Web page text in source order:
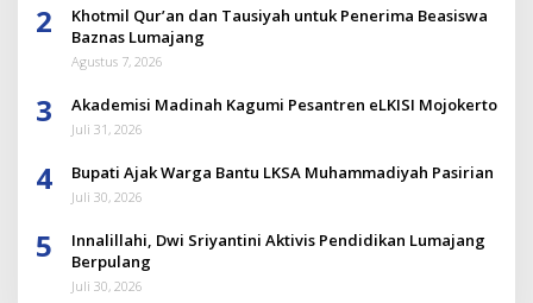
2
Khotmil Qur’an dan Tausiyah untuk Penerima Beasiswa
Baznas Lumajang
Agustus 7, 2026
3 Akademisi Madinah Kagumi Pesantren eLKISI Mojokerto
Juli 31, 2026
4 Bupati Ajak Warga Bantu LKSA Muhammadiyah Pasirian
Juli 30, 2026
5
Innalillahi, Dwi Sriyantini Aktivis Pendidikan Lumajang
Berpulang
Juli 30, 2026